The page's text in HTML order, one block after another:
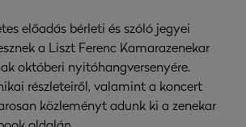
előadás bérleti és szóló jegyei
a Liszt Ferenc Kamarazenekar
októberi nyitóhangversenyére.
részleteiről, valamint a koncert
közleményt adunk ki a zenekar